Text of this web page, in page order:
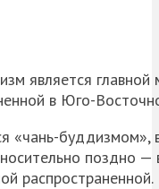
является
в Юго-
«чань-
поздно —
распространенной.